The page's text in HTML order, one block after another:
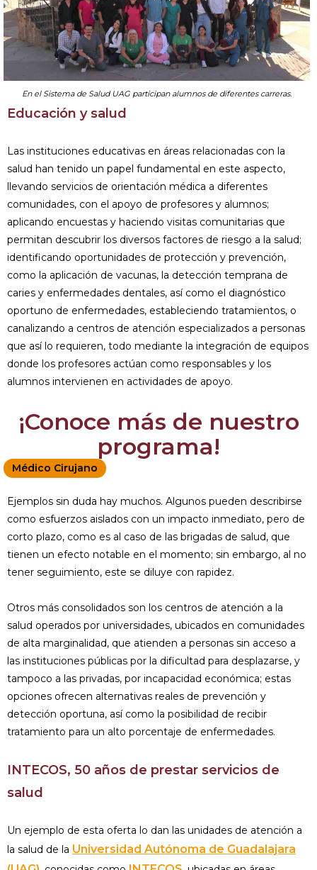
En el Sistema de Salud UAG participan alumnos de diferentes carreras.
Educación y salud
Las instituciones educativas en áreas rela­cionadas con la
salud han tenido un papel fundamental en este aspecto,
llevando ser­vicios de orientación médica a diferentes
comunidades, con el apoyo de profesores y alumnos;
aplicando encuestas y haciendo visitas comunitarias que
permitan descubrir los diversos factores de riesgo a la salud;
identificando oportunidades de protección y prevención,
como la aplicación de vacunas, la detección temprana de
caries y enfer­medades dentales, así como el diagnóstico
oportuno de enfermedades, estableciendo tratamientos, o
canalizando a centros de atención especializados a personas
que así lo requieren, todo mediante la integración de equipos
donde los profesores actúan como responsables y los
alumnos intervie­nen en actividades de apoyo.
¡Conoce más de nuestro
programa!
Médico Cirujano
Ejemplos sin duda hay muchos. Algunos pueden describirse
como esfuerzos aislados con un impacto inmediato, pero de
corto plazo, como es al caso de las brigadas de salud, que
tienen un efecto notable en el momento; sin embargo, al no
tener segui­miento, este se diluye con rapidez.
Otros más consolidados son los centros de aten­ción a la
salud operados por universidades, ubicados en comunidades
de alta margina­lidad, que atienden a personas sin acceso a
las instituciones públicas por la dificultad para desplazarse, y
tampoco a las privadas, por incapacidad económica; estas
opciones ofrecen alternativas reales de prevención y
detección oportuna, así como la posibilidad de recibir
tratamiento para un alto porcen­taje de enfermedades.
INTECOS, 50 años de prestar servicios de
salud
Un ejemplo de esta oferta lo dan las unida­des de atención a
la salud de la Universidad Autónoma de Guadalajara